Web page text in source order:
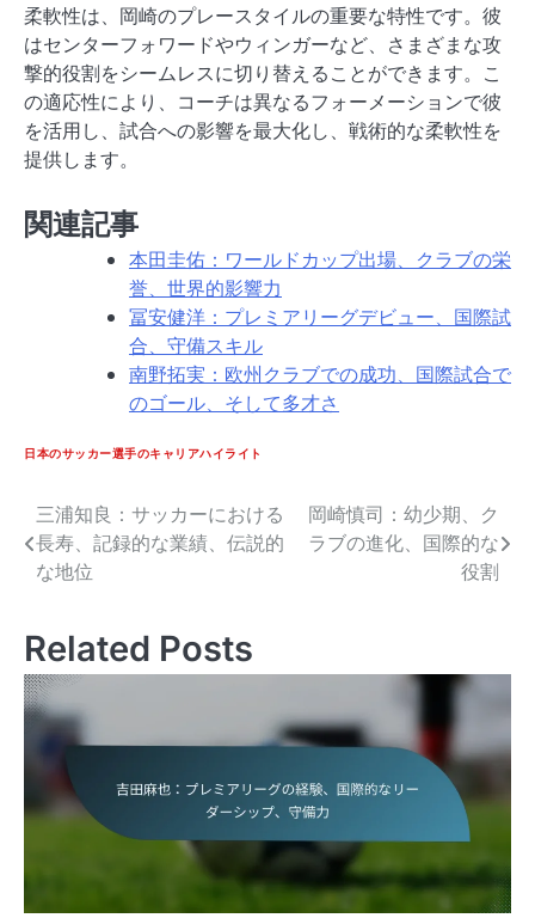
柔軟性は、岡崎のプレースタイルの重要な特性です。彼
はセンターフォワードやウィンガーなど、さまざまな攻
撃的役割をシームレスに切り替えることができます。こ
の適応性により、コーチは異なるフォーメーションで彼
を活用し、試合への影響を最大化し、戦術的な柔軟性を
提供します。
関連記事
本田圭佑：ワールドカップ出場、クラブの栄
誉、世界的影響力
冨安健洋：プレミアリーグデビュー、国際試
合、守備スキル
南野拓実：欧州クラブでの成功、国際試合で
のゴール、そして多才さ
日本のサッカー選手のキャリアハイライト
Post
navigation
三浦知良：サッカーにおける
長寿、記録的な業績、伝説的
な地位
岡崎慎司：幼少期、ク
ラブの進化、国際的な
役割
Related Posts